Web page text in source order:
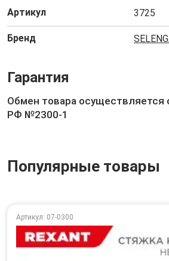
Артикул 3725
Бренд
Гарантия
Обмен товара осуществляется
РФ №2300-1
Популярные товары
Артикул: 07-0300